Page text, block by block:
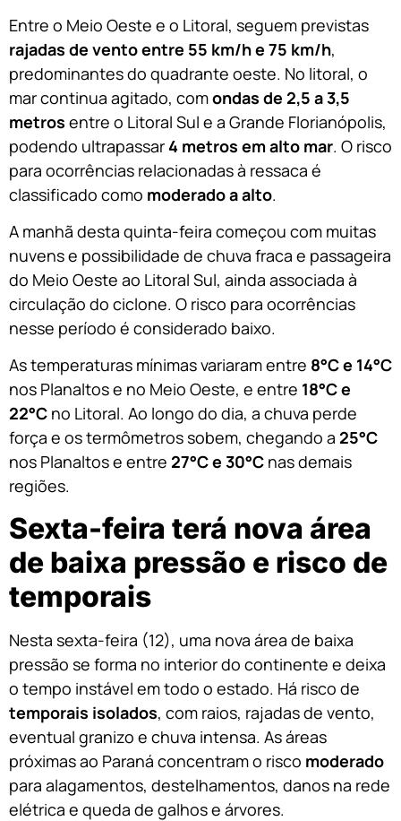
Entre o Meio Oeste e o Litoral, seguem previstas
rajadas de vento entre 55 km/h e 75 km/h,
predominantes do quadrante oeste. No litoral, o
mar continua agitado, comondas de 2,5 a 3,5
metros entre o Litoral Sul e a Grande Florianópolis,
podendo ultrapassar4 metros em alto mar. O risco
para ocorrências relacionadas à ressaca é
classificado como moderado a alto.
A manhã desta quinta-feira começou com muitas
nuvens e possibilidade de chuva fraca e passageira
do Meio Oeste ao Litoral Sul, ainda associada à
circulação do ciclone. O risco para ocorrências
nesse período é considerado baixo.
As temperaturas mínimas variaram entre 8°C e 14°C
nos Planaltos e no Meio Oeste, e entre 18°C e
22°C no Litoral. Ao longo do dia, a chuva perde
força e os termômetros sobem, chegando a 25°C
nos Planaltos e entre 27°C e 30°C nas demais
regiões.
Sexta-feira terá nova área
de baixa pressão e risco de
temporais
Nesta sexta-feira (12), uma nova área de baixa
pressão se forma no interior do continente e deixa
o tempo instável em todo o estado. Há risco de
temporais isolados, com raios, rajadas de vento,
eventual granizo e chuva intensa. As áreas
próximas ao Paraná concentram o risco moderado
para alagamentos, destelhamentos, danos na rede
elétrica e queda de galhos e árvores.